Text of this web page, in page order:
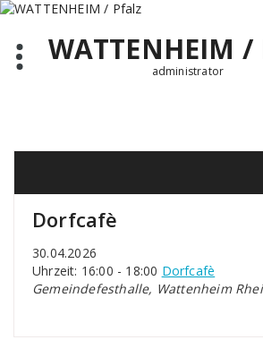
Zum
springenWATTENHEIM
administrator
Dorfcafè
30.04.2026
Uhrzeit: 16:00 - 18:00 Dorfcafè
Gemeindefesthalle, Wattenheim